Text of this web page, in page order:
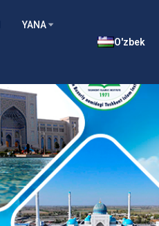
YANA
O'zbek